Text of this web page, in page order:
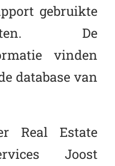
gebruikte
De
vinden
database van
Real Estate
Joost